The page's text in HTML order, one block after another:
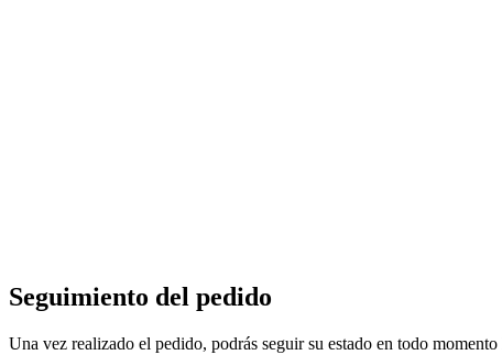
Seguimiento del pedido
Una vez realizado el pedido, podrás seguir su estado en todo momento